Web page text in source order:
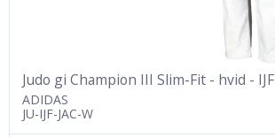
Judo gi Champion III Slim-Fit - hvid - IJF
ADIDAS
JU-IJF-JAC-W